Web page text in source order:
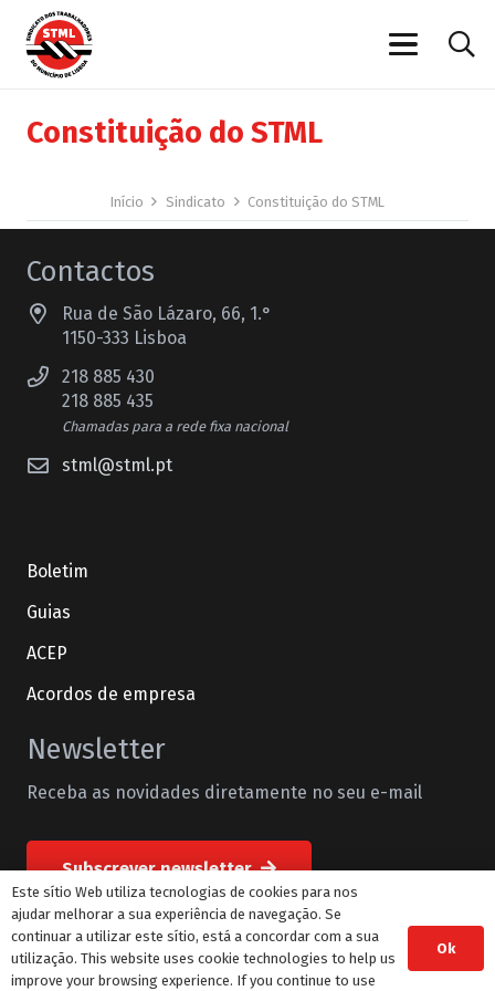
Constituição do STML
Início Sindicato Constituição do STML
Contactos
Rua de São Lázaro, 66, 1.°
1150-333 Lisboa
218 885 430
218 885 435
Chamadas para a rede fixa nacional
stml@stml.pt
Boletim
Guias
ACEP
Acordos de empresa
Newsletter
Receba as novidades diretamente no seu e-mail
Subscrever newsletter
© STML Todos os direitos reservados
Este sítio Web utiliza tecnologias de cookies para nos
ajudar melhorar a sua experiência de navegação. Se
continuar a utilizar este sítio, está a concordar com a sua
utilização. This website uses cookie technologies to help us
improve your browsing experience. If you continue to use
Ok